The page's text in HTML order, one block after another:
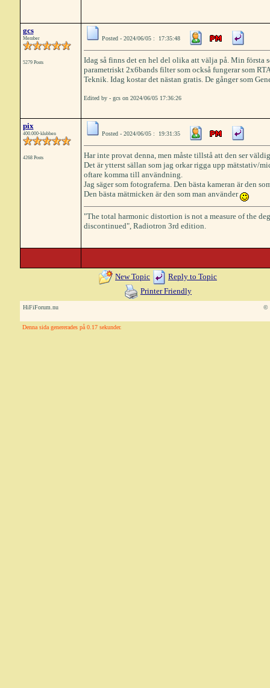
gcs
Member
5279 Posts
Posted - 2024/06/05 : 17:35:48
Idag så finns det en hel del olika att välja på. Min första
parametriskt 2x6bands filter som också fungerar som
Teknik. Idag kostar det nästan gratis. De gånger som
Edited by - gcs on 2024/06/05 17:36:26
pix
400.000-klubben
4268 Posts
Posted - 2024/06/05 : 19:31:35
Har inte provat denna, men måste tillstå att den ser
Det är ytterst sällan som jag orkar rigga upp mätstativ/
oftare komma till användning.
Jag säger som fotograferna. Den bästa kameran är den
Den bästa mätmicken är den som man använder
"The total harmonic distortion is not a measure of the
discontinued", Radiotron 3rd edition.
New Topic
Reply to Topic
Printer Friendly
HiFiForum.nu ©
Denna sida genererades på 0.17 sekunder.